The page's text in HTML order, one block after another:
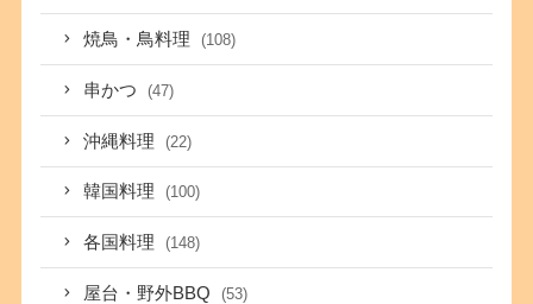
焼鳥・鳥料理 (108)
串かつ (47)
沖縄料理 (22)
韓国料理 (100)
各国料理 (148)
屋台・野外BBQ (53)